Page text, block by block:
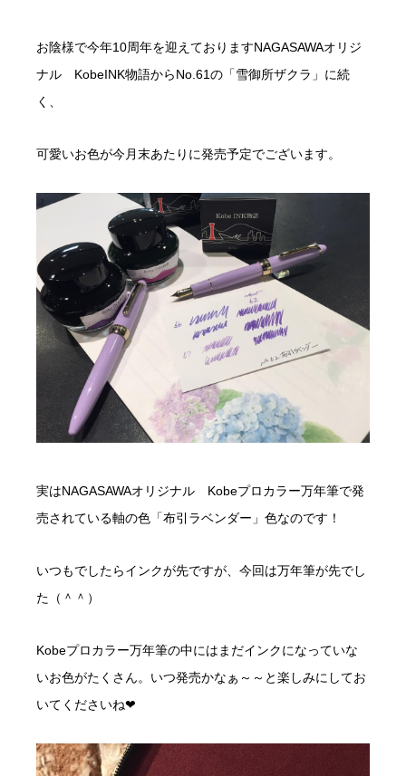
お陰様で今年10周年を迎えておりますNAGASAWAオリジ
ナル KobeINK物語からNo.61の「雪御所ザクラ」に続
く、
可愛いお色が今月末あたりに発売予定でございます。
実はNAGASAWAオリジナル Kobeプロカラー万年筆で発
売されている軸の色「布引ラベンダー」色なのです！
いつもでしたらインクが先ですが、今回は万年筆が先でし
た（＾＾）
Kobeプロカラー万年筆の中にはまだインクになっていな
いお色がたくさん。いつ発売かなぁ～～と楽しみにしてお
いてくださいね❤